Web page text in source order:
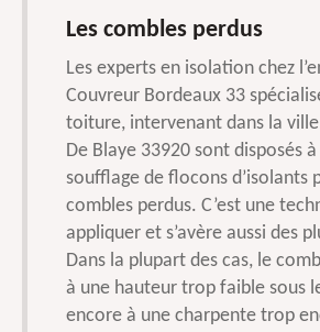
Les combles perdus
Les experts en isolation chez
Couvreur Bordeaux 33
toiture, intervenant dans la
De Blaye 33920 sont disposés
soufflage de flocons d’isolants
combles perdus. C’est une
appliquer et s’avère aussi des
Dans la plupart des cas, le
à une hauteur trop faible sous
encore à une charpente trop